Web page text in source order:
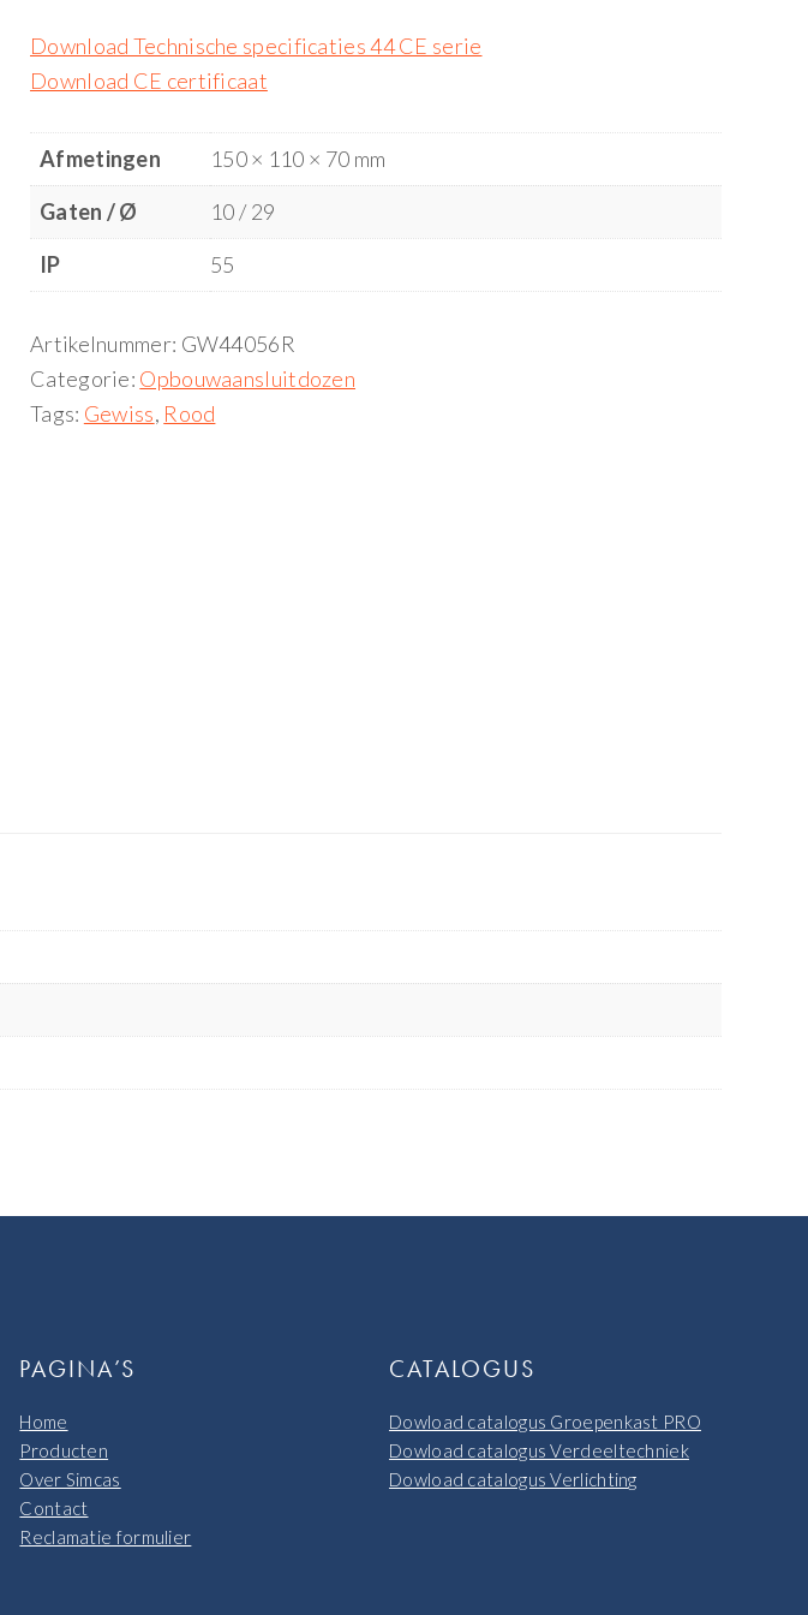
Download Technische specificaties 44 CE serie
Download CE certificaat
Afmetingen
150 × 110 × 70 mm
Gaten / Ø
10 / 29
IP
55
Artikelnummer: GW44056R
Categorie: Opbouwaansluitdozen
Tags: Gewiss, Rood
PAGINA’S
Home
Producten
Over Simcas
Contact
Reclamatie formulier
CATALOGUS
Dowload catalogus Groepenkast PRO
Dowload catalogus Verdeeltechniek
Dowload catalogus Verlichting